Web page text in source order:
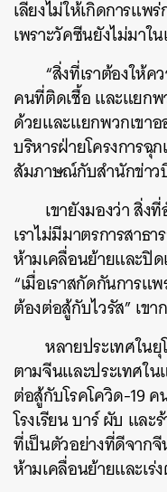
เลี่ยงไม่ให้เกิดการแพ
เพราะวัคซีนยังไม่มาใ
“สิ่งที่เราต้องให้
คนที่ติดเชื้อและแยกพ
ด้วยและแยกพวกเขา
บริหารฝ่ายโครงการฉุ
สัมภาษณ์กับสำนักข่าว
เขายังมองว่าสิ่ง
เราไม่มีมาตรการสา
ห้ามเคลื่อนย้ายและปิ
“เมื่อเราสกัดกันการแ
ต้องต่อสู้กับไวรัส”เขา
หลายประเทศใน
ตามจีนและประเทศใน
ต่อสู้กับโรคโควิด-19ค
โรงเรียนบาร์ผับ และ
ที่เป็นตัวอย่างที่ดีจาก
ห้ามเคลื่อนย้ายและเ